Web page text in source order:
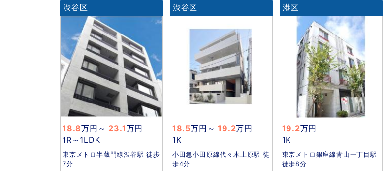
渋谷区
18.8万円 ～ 23.1万円
1R～1LDK
東京メトロ半蔵門線渋谷駅 徒歩
7分
渋谷区
18.5万円 ～ 19.2万円
1K
小田急小田原線代々木上原駅 徒
歩4分
港区
19.2万円
1K
東京メトロ銀座線青山一丁目駅
徒歩8分